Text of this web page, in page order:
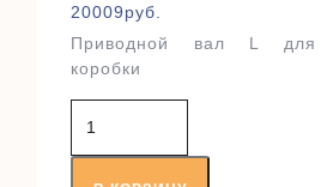
20009руб.
Приводной вал L для
коробки
товара
Приводной